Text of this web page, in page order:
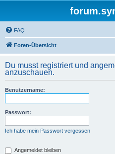
FAQ
Foren-Übersicht
Du musst registriert und
anzuschauen.
Benutzername:
Passwort:
Ich habe mein Passwort vergessen
Angemeldet bleiben